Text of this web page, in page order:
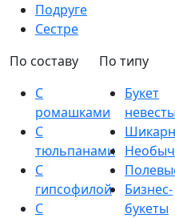
Подруге
Сестре
По составу
С
ромашками
С
тюльпанами
С
гипсофилой
С
По типу
Букет
невесты
Бизнес-
букеты